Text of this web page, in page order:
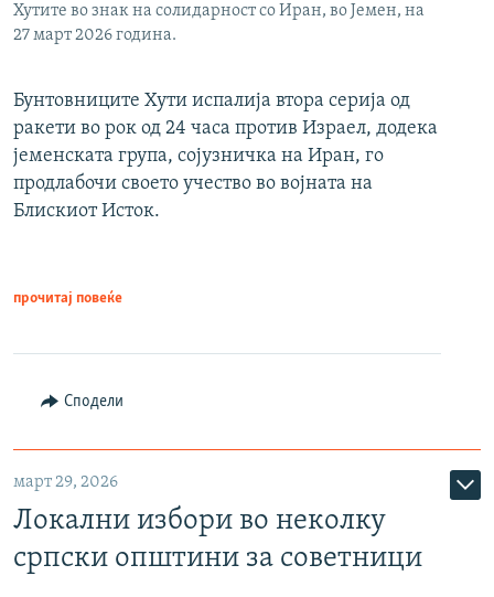
Хутите во знак на солидарност со Иран, во Јемен, на
27 март 2026 година.
Бунтовниците Хути испалија втора серија од
ракети во рок од 24 часа против Израел, додека
јеменската група, сојузничка на Иран, го
продлабочи своето учество во војната на
Блискиот Исток.
прочитај повеќе
Сподели
март 29, 2026
Локални избори во неколку
српски општини за советници